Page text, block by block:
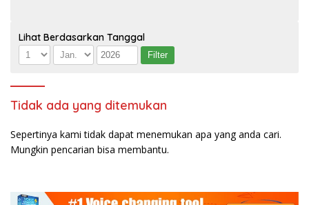
Lihat Berdasarkan Tanggal
Tidak ada yang ditemukan
Sepertinya kami tidak dapat menemukan apa yang anda cari.
Mungkin pencarian bisa membantu.